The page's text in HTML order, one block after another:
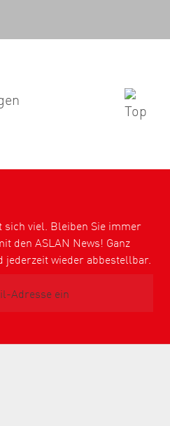
sich viel. Bleiben Sie immer
den ASLAN News! Ganz
jederzeit wieder abbestellbar.